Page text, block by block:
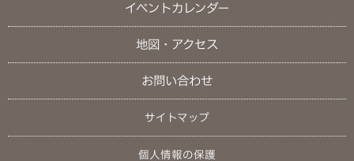
イベントカレンダー
地図・アクセス
お問い合わせ
サイトマップ
個人情報の保護